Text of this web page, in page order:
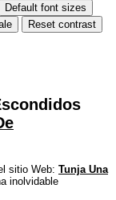
Default font sizes
Reset contrast
sitio Web: Tunja Una
inolvidable